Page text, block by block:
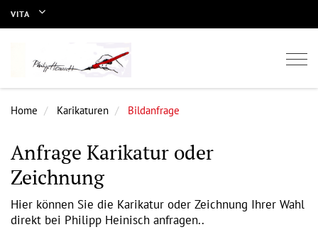
VITA
Home Karikaturen Bildanfrage
Anfrage Karikatur oder
Zeichnung
Hier können Sie die Karikatur oder Zeichnung Ihrer Wahl
direkt bei Philipp Heinisch anfragen..